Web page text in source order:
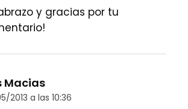
y gracias por tu
Macias
2013 a las 10:36